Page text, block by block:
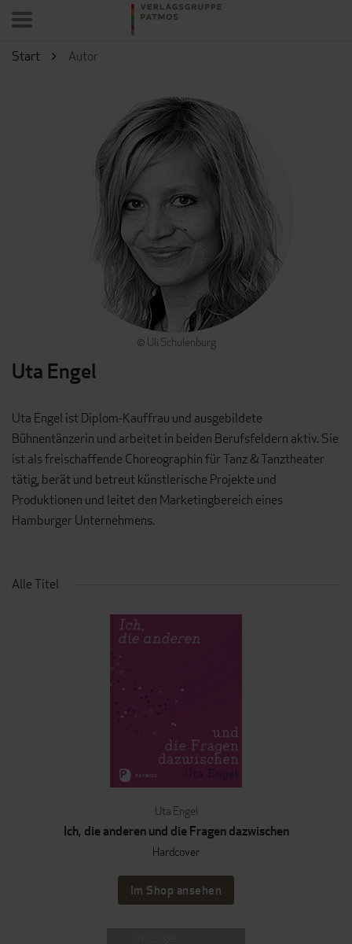
Start Autor
© Uli Schulenburg
Uta Engel
Uta Engel ist Diplom-Kauffrau und ausgebildete
Bühnentänzerin und arbeitet in beiden Berufsfeldern aktiv. Sie
ist als freischaffende Choreographin für Tanz & Tanztheater
tätig, berät und betreut künstlerische Projekte und
Produktionen und leitet den Marketingbereich eines
Hamburger Unternehmens.
Alle Titel
Uta Engel
Ich, die anderen und die Fragen dazwischen
Hardcover
Im Shop ansehen